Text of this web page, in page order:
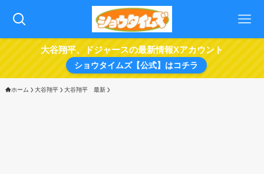
大谷翔平、ドジャースの最新情報Xアカウント
ショウタイムズ【公式】はコチラ
ホーム 大谷翔平 大谷翔平 最新